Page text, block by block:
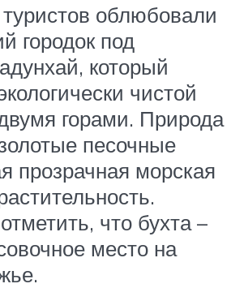
облюбовали
городок под
который
чистой
горами. Природа
песочные
прозрачная морская
что бухта –
место на